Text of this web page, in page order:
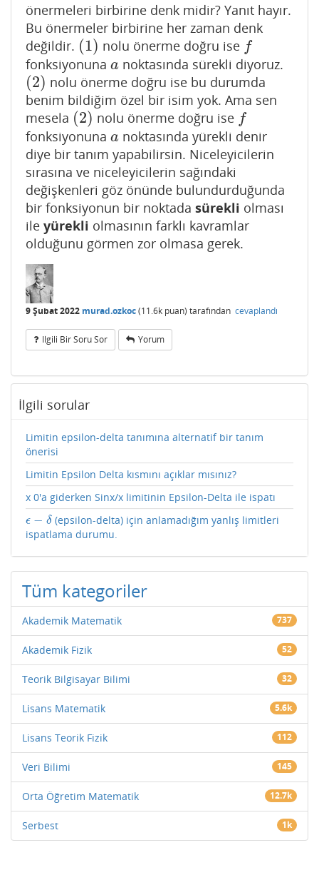
önermeleri birbirine denk midir? Yanıt hayır.
Bu önermeler birbirine her zaman denk
değildir. (1)
(1) nolu önerme doğru ise f
f
fonksiyonuna a
a noktasında sürekli diyoruz.
(2)
(2)
nolu önerme doğru ise bu durumda
benim bildiğim özel bir isim yok. Ama sen
mesela (2)
(2) nolu önerme doğru ise f
f
fonksiyonuna a
a noktasında yürekli denir
diye bir tanım yapabilirsin. Niceleyicilerin
sırasına ve niceleyicilerin sağındaki
değişkenleri göz önünde bulundurduğunda
bir fonksiyonun bir noktada sürekli olması
ile yürekli olmasının farklı kavramlar
olduğunu görmen zor olmasa gerek.
9 Şubat 2022 murad.ozkoc(11.6k puan) tarafından cevaplandı
Ilgili Bir Soru Sor Yorum
İlgili sorular
Limitin epsilon-delta tanımına alternatif bir tanım
önerisi
Limitin Epsilon Delta kısmını açıklar mısınız?
x 0'a giderken Sinx/x limitinin Epsilon-Delta ile ispatı
ϵ − δ
ϵ−δ
(epsilon-delta) için anlamadığım yanlış limitleri
ispatlama durumu.
Tüm kategoriler
Akademik Matematik 737
Akademik Fizik 52
Teorik Bilgisayar Bilimi 32
Lisans Matematik 5.6k
Lisans Teorik Fizik 112
Veri Bilimi 145
Orta Öğretim Matematik 12.7k
Serbest 1k